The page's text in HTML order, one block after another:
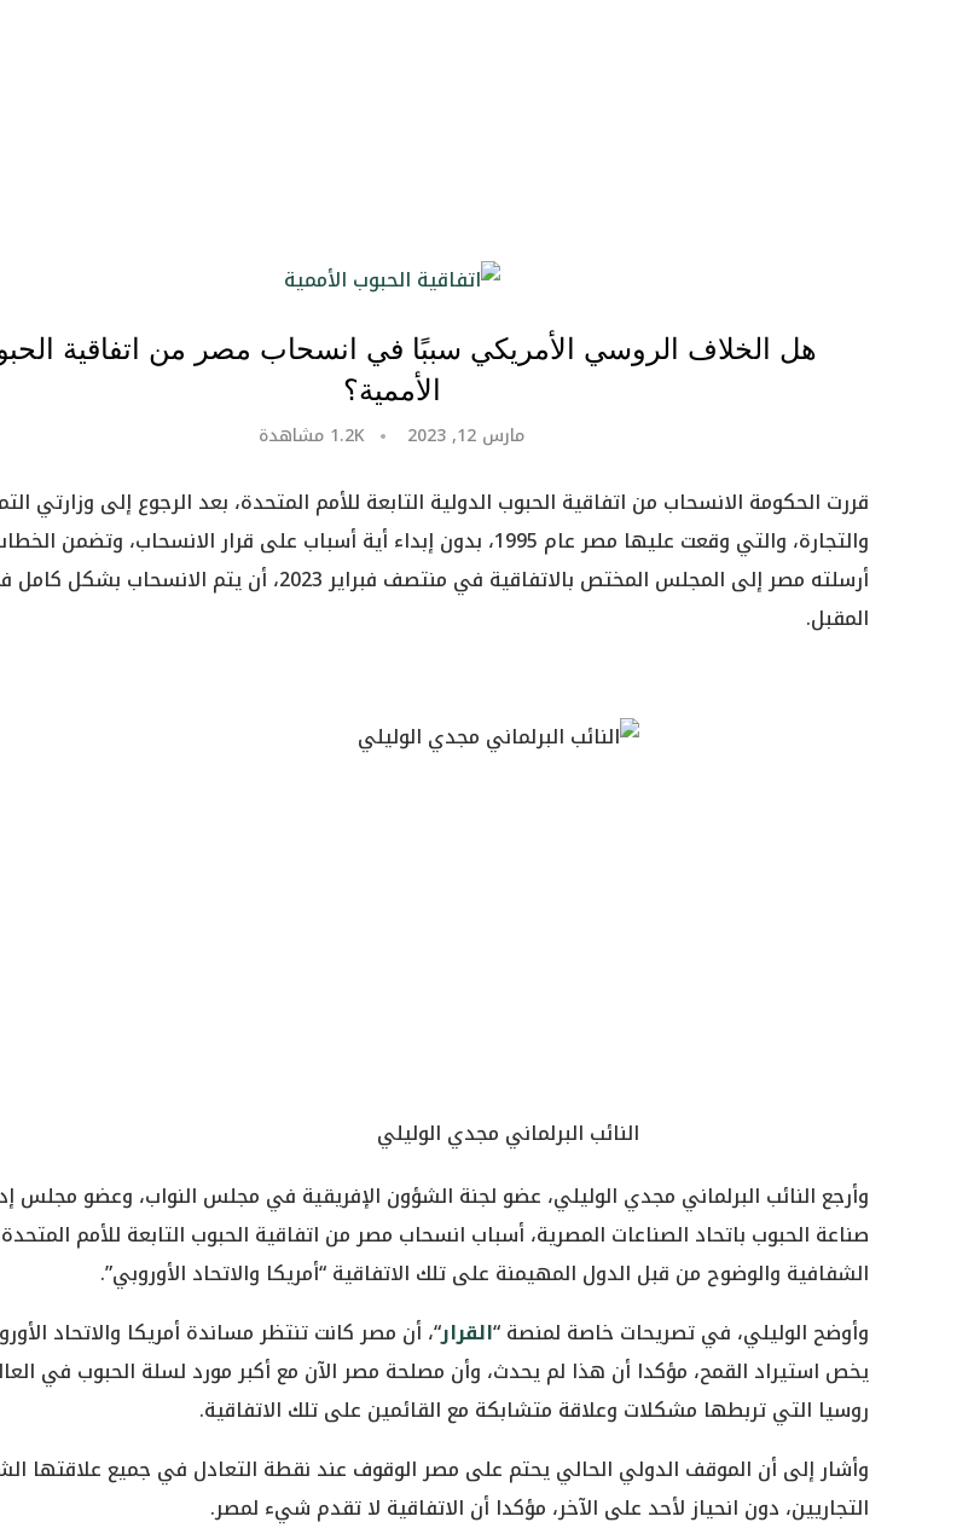
هل الخلاف الروسي الأمريكي سببًا في انسحاب مصر من اتفاقية
الأممية؟
مارس 12, 2023
1.2K مشاهدة
قررت الحكومة الانسحاب من اتفاقية الحبوب الدولية التابعة للأمم المتحدة، بعد الرجوع إلى وزارتي
والتجارة، والتي وقعت عليها مصر عام 1995، بدون إبداء أية أسباب على قرار الانسحاب، وتضمن
أرسلته مصر إلى المجلس المختص بالاتفاقية في منتصف فبراير 2023، أن يتم
المقبل.
النائب البرلماني مجدي الوليلي
وأرجع النائب البرلماني مجدي الوليلي، عضو لجنة الشؤون الإفريقية في مجلس النواب، وعضو مجلس
صناعة الحبوب باتحاد الصناعات المصرية، أسباب انسحاب مصر من اتفاقية الحبوب التابعة للأمم
الشفافية والوضوح من قبل الدول المهيمنة على تلك الاتفاقية “أمريكا والاتحاد الأوروبي”.
وأوضح الوليلي، في تصريحات خاصة لمنصة “القرار“، أن مصر كانت تنتظر مساندة أمريكا والاتحاد
يخص استيراد القمح، مؤكدا أن هذا لم يحدث، وأن مصلحة مصر الآن مع أكبر مورد لسلة الحبوب في
روسيا التي تربطها مشكلات وعلاقة متشابكة مع القائمين على تلك الاتفاقية.
وأشار إلى أن الموقف الدولي الحالي يحتم على مصر الوقوف عند نقطة التعادل في جميع علاقتها
التجاريين، دون انحياز لأحد على الآخر، مؤكدا أن الاتفاقية لا تقدم شيء لمصر.